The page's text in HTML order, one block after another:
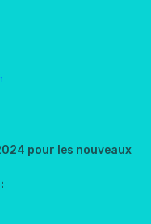
pour les nouveaux